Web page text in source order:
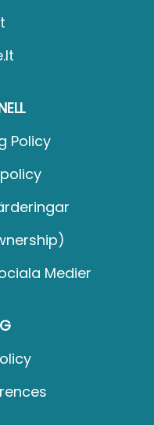
Policy
Medier